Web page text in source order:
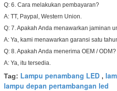
Q: 6. Cara melakukan pembayaran?
A: TT, Paypal, Western Union.
Q: 7. Apakah Anda menawarkan jaminan
A: Ya, kami menawarkan garansi satu
Q: 8. Apakah Anda menerima OEM / ODM?
A: Ya, itu tersedia.
Tag: Lampu penambang LED ,
lampu depan pertambangan led